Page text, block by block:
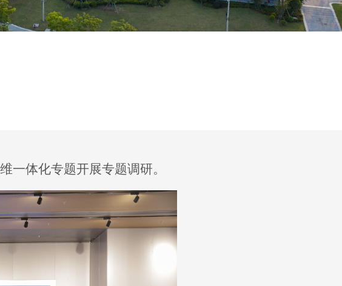
一体化专题开展专题调研。